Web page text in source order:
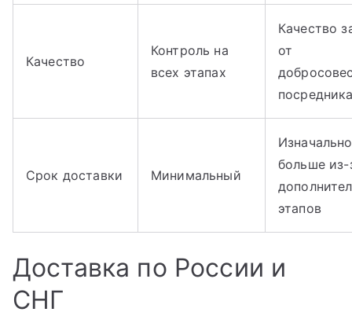
Качество
Контроль на
всех этапах
Качество
от
Срок доставки Минимальный
Изначально
больше из-
этапов
Доставка по России и
СНГ